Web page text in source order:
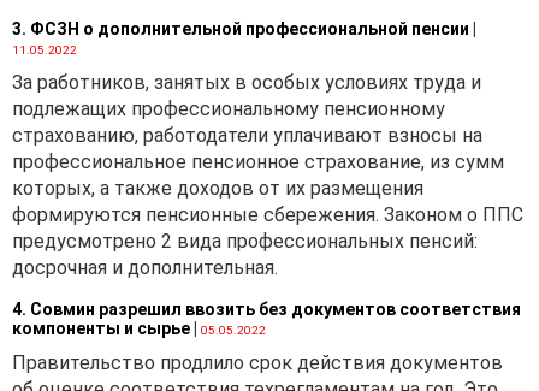
неточностей, опечаток
договоре, внесенной при
его регистрации, изменении
или исполнении, резидент
принимает меры по их
устранению путем
внесения достоверных
данных.
изменении
валютного договора
3. ФСЗН о дополнительной профессиональной пенсии |
11.05.2022
За работников, занятых в особых условиях труда и
подлежащих профессиональному пенсионному
страхованию, работодатели уплачивают взносы на
профессиональное пенсионное страхование, из сумм
которых, а также доходов от их размещения
формируются пенсионные сбережения. Законом о ППС
предусмотрено 2 вида профессиональных пенсий:
досрочная и дополнительная.
4. Совмин разрешил ввозить без документов соответствия
компоненты и сырье| 05.05.2022
Правительство продлило срок действия документов